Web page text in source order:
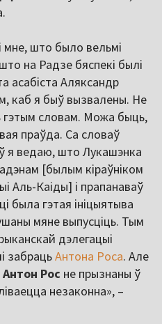
мне, што было вельмі
на Радзе бяспекі былі
асабіста Аляксандр
каб я быў вызвалены. Не
гэтым словам. Можа быць,
праўда. Са словаў
я ведаю, што Лукашэнка
[былым кіраўніком
Аль-Каіды] і прапанаваў
была гэтая ініцыятыва
мяне выпусціць. Тым
дэлегацыі
забрацьАнтона Роса. Але
Антон Рос не прызнаны ў
незаконна», –